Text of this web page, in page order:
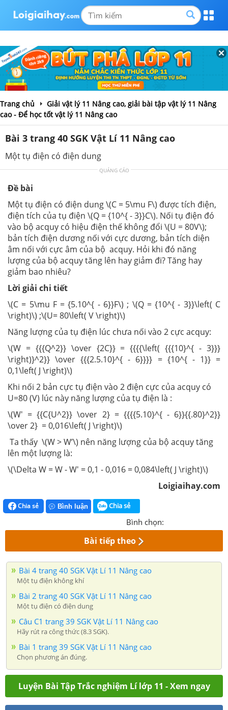
Trang chủ
Giải vật lý 11 Nâng cao, giải bài tập vật lý 11 Nâng
cao - Để học tốt vật lý 11 Nâng cao
Bài 3 trang 40 SGK Vật Lí 11 Nâng cao
Một tụ điện có điện dung
QUẢNG CÁO
Đề bài
Một tụ điện có điện dung \(C = 5\mu F\) được tích điện,
điện tích của tụ điện \(Q = {10^{ - 3}}C\). Nối tụ điện đó
vào bộ acquy có hiệu điện thế không đổi \(U = 80V\);
bản tích điện dương nối với cực dương, bản tích diện
âm nối với cực âm của bộ acquy. Hỏi khi đó năng
lượng của bộ acquy tăng lên hay giảm đi? Tăng hay
giảm bao nhiêu?
Lời giải chi tiết
\(C = 5\mu F = {5.10^{ - 6}}F\) ; \(Q = {10^{ - 3}}\left( C
\right)\) ;\(U= 80\left( V \right)\)
Năng lượng của tụ điện lúc chưa nối vào 2 cực acquy:
\(W = {{{Q^2}} \over {2C}} = {{{{\left( {{{10}^{ - 3}}}
\right)}^2}} \over {{{2.5.10}^{ - 6}}}} = {10^{ - 1}} =
0,1\left( J \right)\)
Khi nối 2 bản cực tụ điện vào 2 điện cực của acquy có
U=80 (V) lúc này năng lượng của tụ điện là :
\(W' = {{C{U^2}} \over 2} = {{{{5.10}^{ - 6}}{{.80}^2}}
\over 2} = 0,016\left( J \right)\)
Ta thấy \(W > W’\) nên năng lượng của bộ acquy tăng
lên một lượng là:
\(\Delta W = W - W' = 0,1 - 0,016 = 0,084\left( J \right)\)
Loigiaihay.com
Chia sẻ Bình luận Chia sẻ
Bình chọn:
Bài tiếp theo
Bài 4 trang 40 SGK Vật Lí 11 Nâng cao
Một tụ điện không khí
Bài 2 trang 40 SGK Vật Lí 11 Nâng cao
Một tụ điện có điện dung
Câu C1 trang 39 SGK Vật Lí 11 Nâng cao
Hãy rút ra công thức (8.3 SGK).
Bài 1 trang 39 SGK Vật Lí 11 Nâng cao
Chọn phương án đúng.
Luyện Bài Tập Trắc nghiệm Lí lớp 11 - Xem ngay